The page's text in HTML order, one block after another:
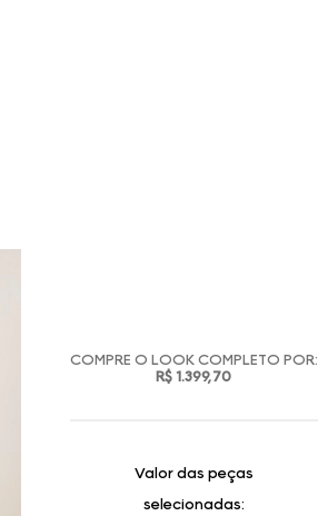
COMPRE O LOOK COMPLETO POR:
R$ 1.399,70
Valor das peças
selecionadas: